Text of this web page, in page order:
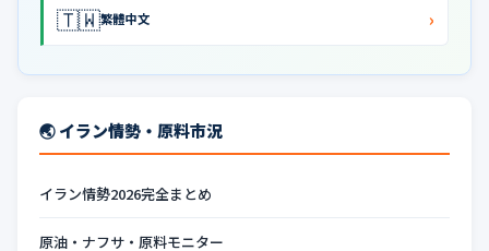
🇹🇼繁體中文 ›
🌏 イラン情勢・原料市況
イラン情勢2026完全まとめ
原油・ナフサ・原料モニター